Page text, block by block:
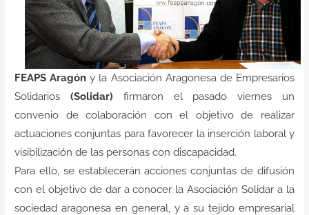
FEAPS Aragón y la Asociación Aragonesa de Empresarios
Solidarios (Solidar) firmaron el pasado viernes un
convenio de colaboración con el objetivo de realizar
actuaciones conjuntas para favorecer la inserción laboral y
visibilización de las personas con discapacidad.
Para ello, se establecerán acciones conjuntas de difusión
con el objetivo de dar a conocer la Asociación Solidar a la
sociedad aragonesa en general, y a su tejido empresarial